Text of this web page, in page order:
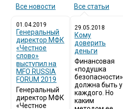
Все новости
01.04.2019
Генеральный
директор МФК
«Честное
слово»
выступил на
MFO RUSSIA
FORUM 2019
Генеральный
директор МФК
«Честное
Все статьи
29.05.2018
Кому
доверить
деньги
Финансовая
«подушка
безопасности»
должна быть у
каждого. Но
каким